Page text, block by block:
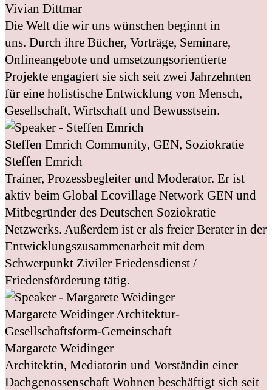
Vivian Dittmar
Die Welt die wir uns wünschen beginnt in
uns. Durch ihre Bücher, Vorträge, Seminare,
Onlineangebote und umsetzungsorientierte
Projekte engagiert sie sich seit zwei Jahrzehnten
für eine holistische Entwicklung von Mensch,
Gesellschaft, Wirtschaft und Bewusstsein.
Steffen Emrich Community, GEN, Soziokratie
Steffen Emrich
Trainer, Prozessbegleiter und Moderator. Er ist
aktiv beim Global Ecovillage Network GEN und
Mitbegründer des Deutschen Soziokratie
Netzwerks. Außerdem ist er als freier Berater in der
Entwicklungszusammenarbeit mit dem
Schwerpunkt Ziviler Friedensdienst /
Friedensförderung tätig.
Margarete WeidingerArchitektur-
Gesellschaftsform-Gemeinschaft
Margarete Weidinger
Architektin, Mediatorin und Vorständin einer
Dachgenossenschaft Wohnen beschäftigt sich seit